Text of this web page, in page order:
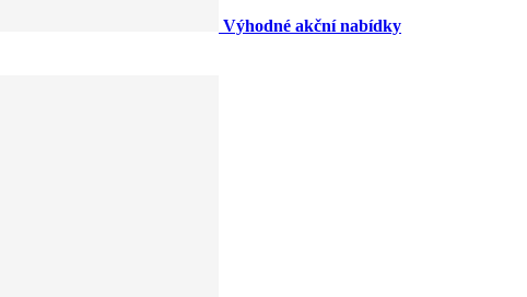
Výhodné akční nabídky